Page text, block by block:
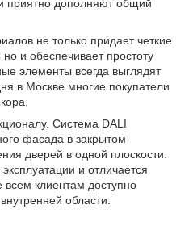
приятно дополняют общий
не только придает четкие
и обеспечивает простоту
элементы всегда выглядят
в Москве многие покупатели
Система DALI
фасада в закрытом
дверей в одной плоскости.
и отличается
клиентам доступно
области: